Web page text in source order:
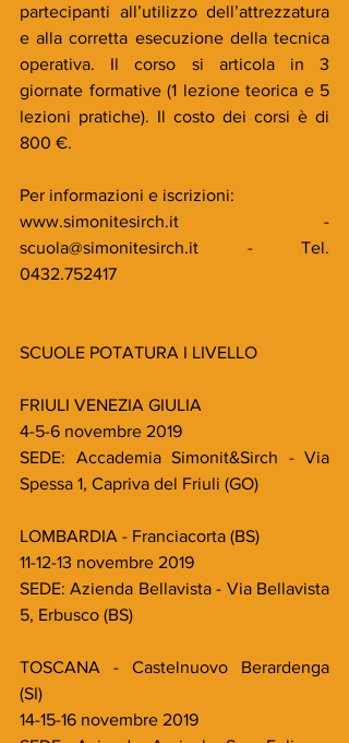
partecipanti all’utilizzo dell’attrezzatura
e alla corretta esecuzione della tecnica
operativa. Il corso si articola in 3
giornate formative (1 lezione teorica e 5
lezioni pratiche). Il costo dei corsi è di
800 €.
Per informazioni e iscrizioni:
www.simonitesirch.it -
scuola@simonitesirch.it - Tel.
0432.752417
SCUOLE POTATURA I LIVELLO
FRIULI VENEZIA GIULIA
4-5-6 novembre 2019
SEDE: Accademia Simonit&Sirch - Via
Spessa 1, Capriva del Friuli (GO)
LOMBARDIA - Franciacorta (BS)
11-12-13 novembre 2019
SEDE: Azienda Bellavista - Via Bellavista
5, Erbusco (BS)
TOSCANA - Castelnuovo Berardenga
(SI)
14-15-16 novembre 2019